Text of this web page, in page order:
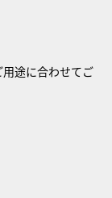
途に合わせてご